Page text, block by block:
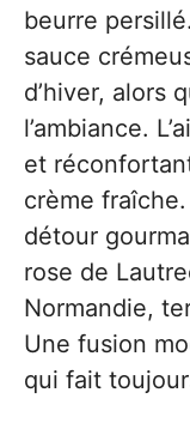
beurre
sauce
d’hiver, alors
l’ambiance.
et
crème
détour
rose de
Normandie,
Une fusion
qui fait